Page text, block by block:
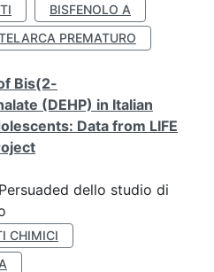
BISFENOLO A
PREMATURO
Bis(2-
(DEHP) in Italian
Data from LIFE
dello studio di
CHIMICI